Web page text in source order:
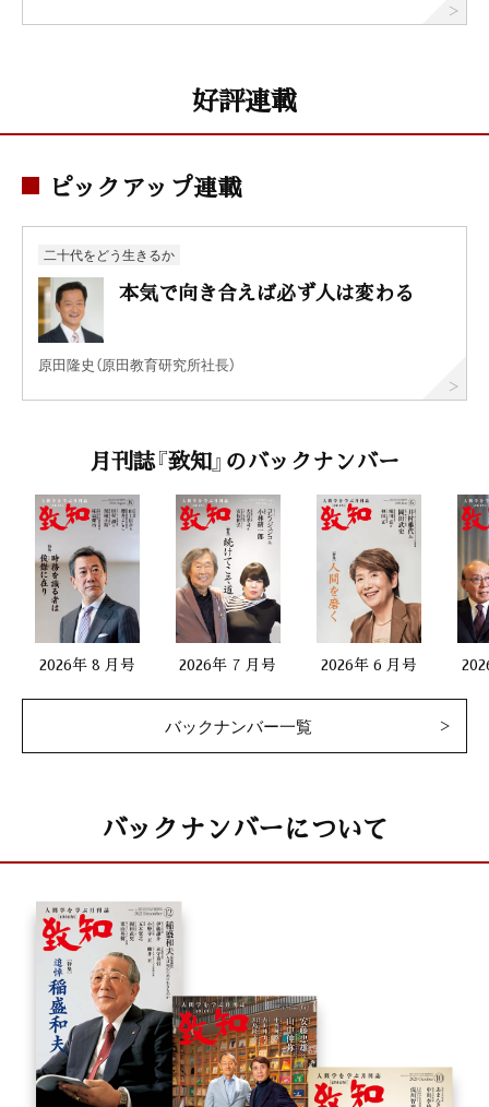
好評連載
ピックアップ連載
二十代をどう生きるか
本気で向き合えば必ず人は変わる
原田隆史（原田教育研究所社長）
月刊誌『致知』のバックナンバー
2026年 8 月号 2026年 7 月号 2026年 6 月号
バックナンバー一覧
バックナンバーについて